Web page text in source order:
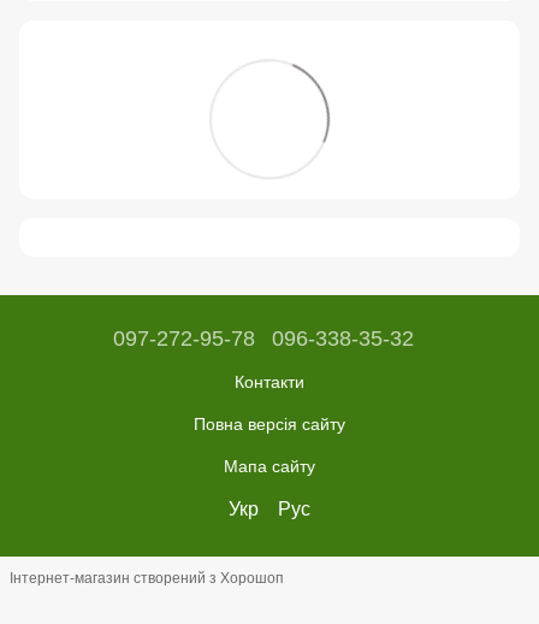
097-272-95-78 096-338-35-32
Контакти
Повна версія сайту
Мапа сайту
Укр Рус
Інтернет-магазин створений з Хорошоп